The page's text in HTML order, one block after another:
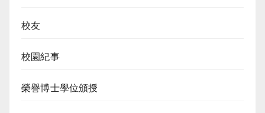
校友
校園紀事
榮譽博士學位頒授